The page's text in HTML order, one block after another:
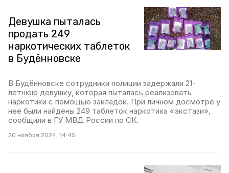
Девушка пыталась
продать 249
наркотических таблеток
в Будённовске
В Будённовске сотрудники полиции задержали 21-
летнюю девушку, которая пыталась реализовать
наркотики с помощью закладок. При личном досмотре у
неё были найдены 249 таблеток наркотика «экстази»,
сообщили в ГУ МВД России по СК.
20 ноября 2024, 14:45